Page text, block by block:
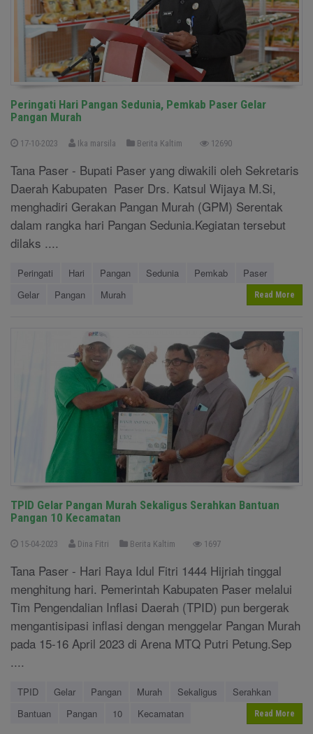
Peringati Hari Pangan Sedunia, Pemkab Paser Gelar
Pangan Murah
17-10-2023 Ika marsila Berita Kaltim 12690
Tana Paser - Bupati Paser yang diwakili oleh Sekretaris
Daerah Kabupaten Paser Drs. Katsul Wijaya M.Si,
menghadiri Gerakan Pangan Murah (GPM) Serentak
dalam rangka hari Pangan Sedunia.Kegiatan tersebut
dilaks ....
Peringati Hari Pangan Sedunia Pemkab
Paser
Gelar
Pangan Murah Read More
TPID Gelar Pangan Murah Sekaligus Serahkan Bantuan
Pangan 10 Kecamatan
15-04-2023 Dina Fitri Berita Kaltim 1697
Tana Paser - Hari Raya Idul Fitri 1444 Hijriah tinggal
menghitung hari. Pemerintah Kabupaten Paser melalui
Tim Pengendalian Inflasi Daerah (TPID) pun bergerak
mengantisipasi inflasi dengan menggelar Pangan Murah
pada 15-16 April 2023 di Arena MTQ Putri Petung.Sep
....
TPID Gelar Pangan Murah Sekaligus
Serahkan
Bantuan
Pangan 10 Kecamatan Read More